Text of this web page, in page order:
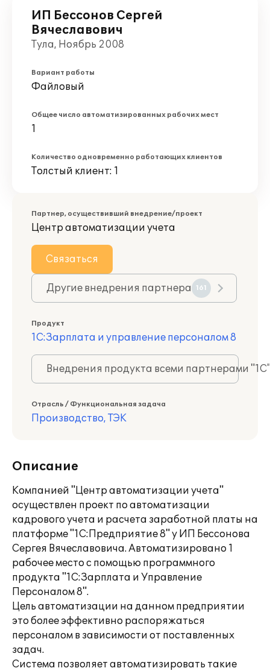
ИП Бессонов Сергей
Вячеславович
Тула, Ноябрь 2008
Вариант работы
Файловый
Общее число автоматизированных рабочих мест
1
Количество одновременно работающих клиентов
Толстый клиент: 1
Партнер, осуществивший внедрение/проект
Центр автоматизации учета
Связаться
Другие внедрения партнера 161
Продукт
1С:Зарплата и управление персоналом 8
Внедрения продукта всеми партнерами
Отрасль / Функциональная задача
Производство, ТЭК
Описание
Компанией "Центр автоматизации учета"
осуществлен проект по автоматизации
кадрового учета и расчета заработной платы на
платформе "1С:Предприятие 8" у ИП Бессонова
Сергея Вячеславовича. Автоматизировано 1
рабочее место с помощью программного
продукта "1С:Зарплата и Управление
Персоналом 8".
Цель автоматизации на данном предприятии
это более эффективно распоряжаться
персоналом в зависимости от поставленных
задач.
Система позволяет автоматизировать такие